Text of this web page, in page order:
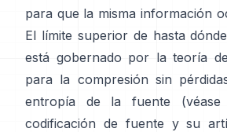
para que la misma información
El límite superior de hasta
está gobernado por la teoría
para la compresión sin
entropía de la fuente
codificación de fuente y su